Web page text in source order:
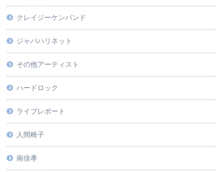
クレイジーケンバンド
ジャパハリネット
その他アーティスト
ハードロック
ライブレポート
人間椅子
南佳孝